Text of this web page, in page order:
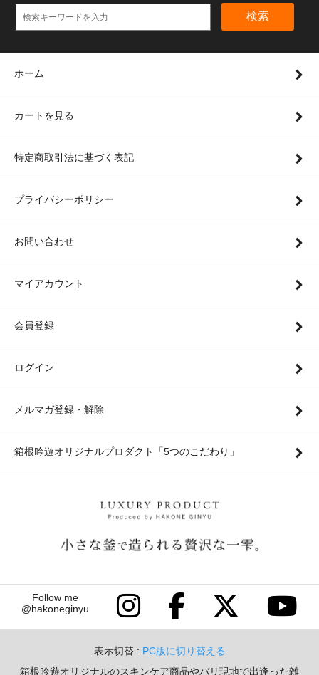
検索
ホーム
カートを見る
特定商取引法に基づく表記
プライバシーポリシー
お問い合わせ
マイアカウント
会員登録
ログイン
メルマガ登録・解除
箱根吟遊オリジナルプロダクト「5つのこだわり」
Follow me
@hakoneginyu
表示切替 : PC版に切り替える
箱根吟遊オリジナルのスキンケア商品やバリ現地で出逢った雑